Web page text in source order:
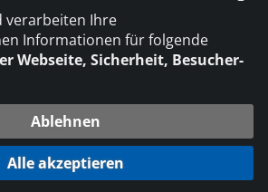
GmbH ist ein Unternehmen der
© 2026 DVS Media GmbH
Datenschutzeinstellungen
verarbeiten Ihre
Informationen für folgende
Webseite, Sicherheit, Besucher-
Ablehnen
Alle akzeptieren